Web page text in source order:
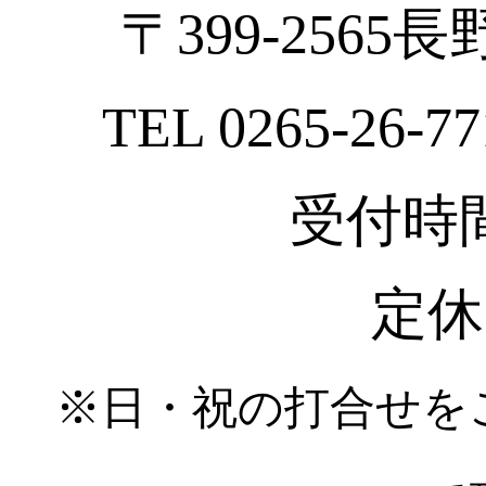
〒399-2565長
TEL 0265-26-
受付時
定
※日・祝の打合せを